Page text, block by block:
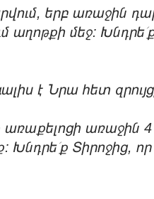
երբ առաջին
աղոթքի մեջ:
է Նրա հետ
առաջին 4
Խնդրե՛ք Տիրոջից,